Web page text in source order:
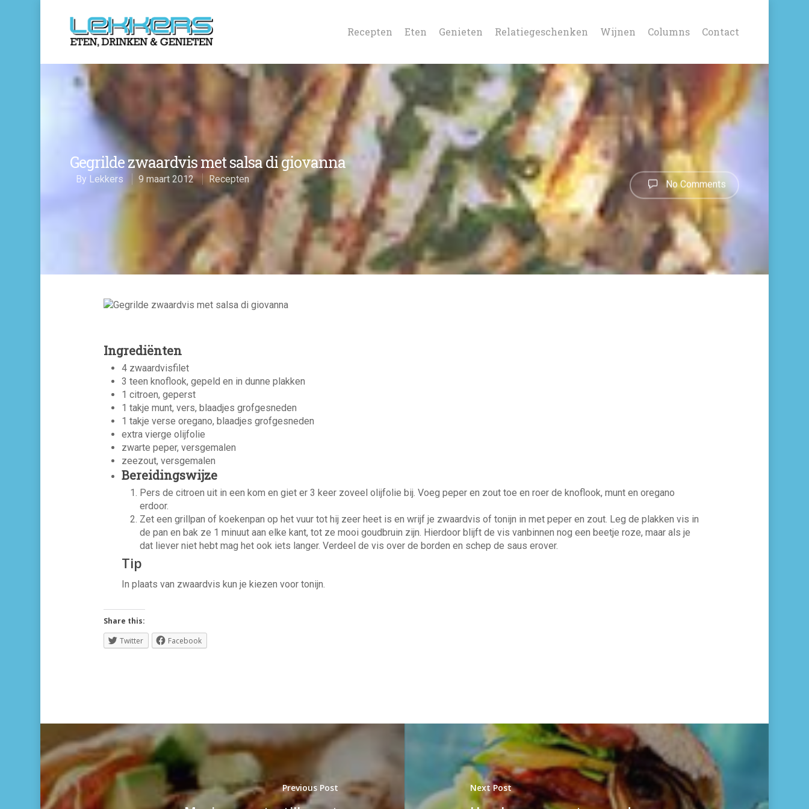
Recepten Eten Genieten Relatiegeschenken Wijnen Columns Contact
Gegrilde zwaardvis met salsa di giovanna
By Lekkers 9 maart 2012 Recepten
No Comments
Ingrediënten
4 zwaardvisfilet
3 teen knoflook, gepeld en in dunne plakken
1 citroen, geperst
1 takje munt, vers, blaadjes grofgesneden
1 takje verse oregano, blaadjes grofgesneden
extra vierge olijfolie
zwarte peper, versgemalen
zeezout, versgemalen
Bereidingswijze
Pers de citroen uit in een kom en giet er 3 keer zoveel olijfolie bij. Voeg peper en zout toe en roer de knoflook, munt en oregano
erdoor.
Zet een grillpan of koekenpan op het vuur tot hij zeer heet is en wrijf je zwaardvis of tonijn in met peper en zout. Leg de plakken vis in
de pan en bak ze 1 minuut aan elke kant, tot ze mooi goudbruin zijn. Hierdoor blijft de vis vanbinnen nog een beetje roze, maar als je
dat liever niet hebt mag het ook iets langer. Verdeel de vis over de borden en schep de saus erover.
Tip
In plaats van zwaardvis kun je kiezen voor tonijn.
Share this:
Twitter
Facebook
Previous Post Next Post